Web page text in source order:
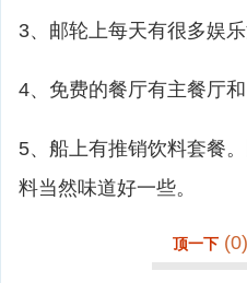
3、邮轮上每天有很多娱
4、免费的餐厅有主餐厅和
5、船上有推销饮料套餐
料当然味道好一些。
顶一下 (0)